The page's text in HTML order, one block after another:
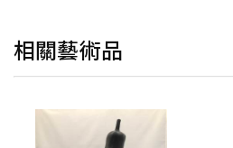
相關藝術品